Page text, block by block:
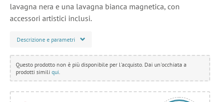
lavagna nera e una lavagna bianca magnetica, con
accessori artistici inclusi.
Descrizione e parametri
Questo prodotto non è più disponibile per l'acquisto. Dai un'occhiata a
prodotti simili qui